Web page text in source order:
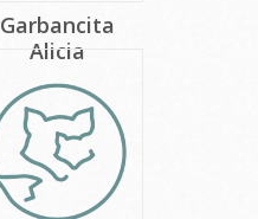
Garbancita
Alicia